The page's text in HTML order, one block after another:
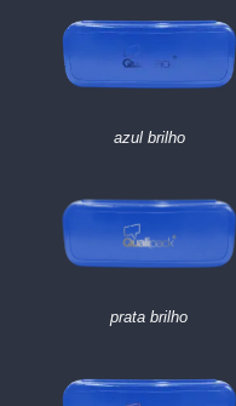
azul brilho
prata brilho